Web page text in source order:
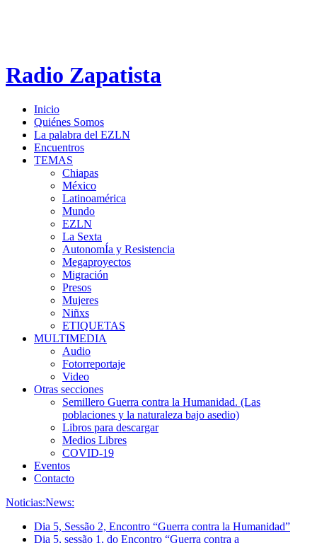
Radio Zapatista
Inicio
Quiénes Somos
La palabra del EZLN
Encuentros
TEMAS
Chiapas
México
Latinoamérica
Mundo
EZLN
La Sexta
AutonomÍa y Resistencia
Megaproyectos
Migración
Presos
Mujeres
Niñxs
ETIQUETAS
MULTIMEDIA
Audio
Fotorreportaje
Video
Otras secciones
Semillero Guerra contra la Humanidad. (Las
poblaciones y la naturaleza bajo asedio)
Libros para descargar
Medios Libres
COVID-19
Eventos
Contacto
Noticias:News:
Dia 5, Sessão 2, Encontro “Guerra contra la Humanidad”
Dia 5, sessão 1, do Encontro “Guerra contra a